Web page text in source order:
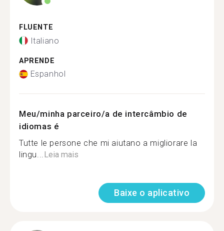
FLUENTE
Italiano
APRENDE
Espanhol
Meu/minha parceiro/a de intercâmbio de
idiomas é
Tutte le persone che mi aiutano a migliorare la
lingu...Leia mais
Baixe o aplicativo